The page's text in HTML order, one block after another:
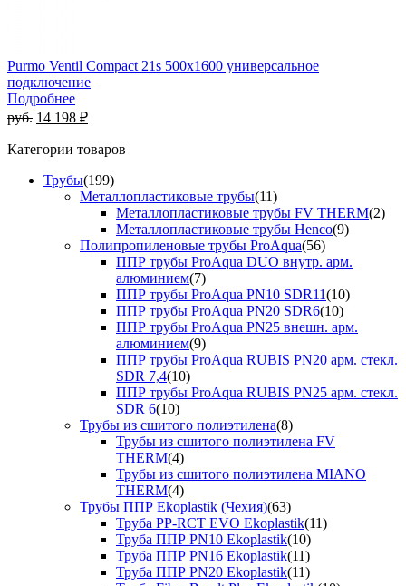
Purmo Ventil Compact 21s 500х1600 универсальное
подключение
Подробнее
руб. 14 198 ₽
Категории товаров
Трубы(199)
Металлопластиковые трубы(11)
Металлопластиковые трубы FV THERM(2)
Металлопластиковые трубы Henco(9)
Полипропиленовые трубы ProAqua(56)
ППР трубы ProAqua DUO внутр. арм.
алюминием(7)
ППР трубы ProAqua PN10 SDR11(10)
ППР трубы ProAqua PN20 SDR6(10)
ППР трубы ProAqua PN25 внешн. арм.
алюминием(9)
ППР трубы ProAqua RUBIS PN20 арм. стекл.
SDR 7,4(10)
ППР трубы ProAqua RUBIS PN25 арм. стекл.
SDR 6(10)
Трубы из сшитого полиэтилена(8)
Трубы из сшитого полиэтилена FV
THERM(4)
Трубы из сшитого полиэтилена MIANO
THERM(4)
Трубы ППР Ekoplastik (Чехия)(63)
Труба PP-RCT EVO Ekoplastik(11)
Труба ППР PN10 Ekoplastik(10)
Труба ППР PN16 Ekoplastik(11)
Труба ППР PN20 Ekoplastik(11)